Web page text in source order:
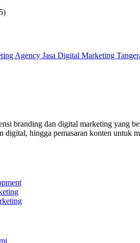
Agency Jasa Digital Marketing
branding dan digital marketing yang
digital, hingga pemasaran konten untuk